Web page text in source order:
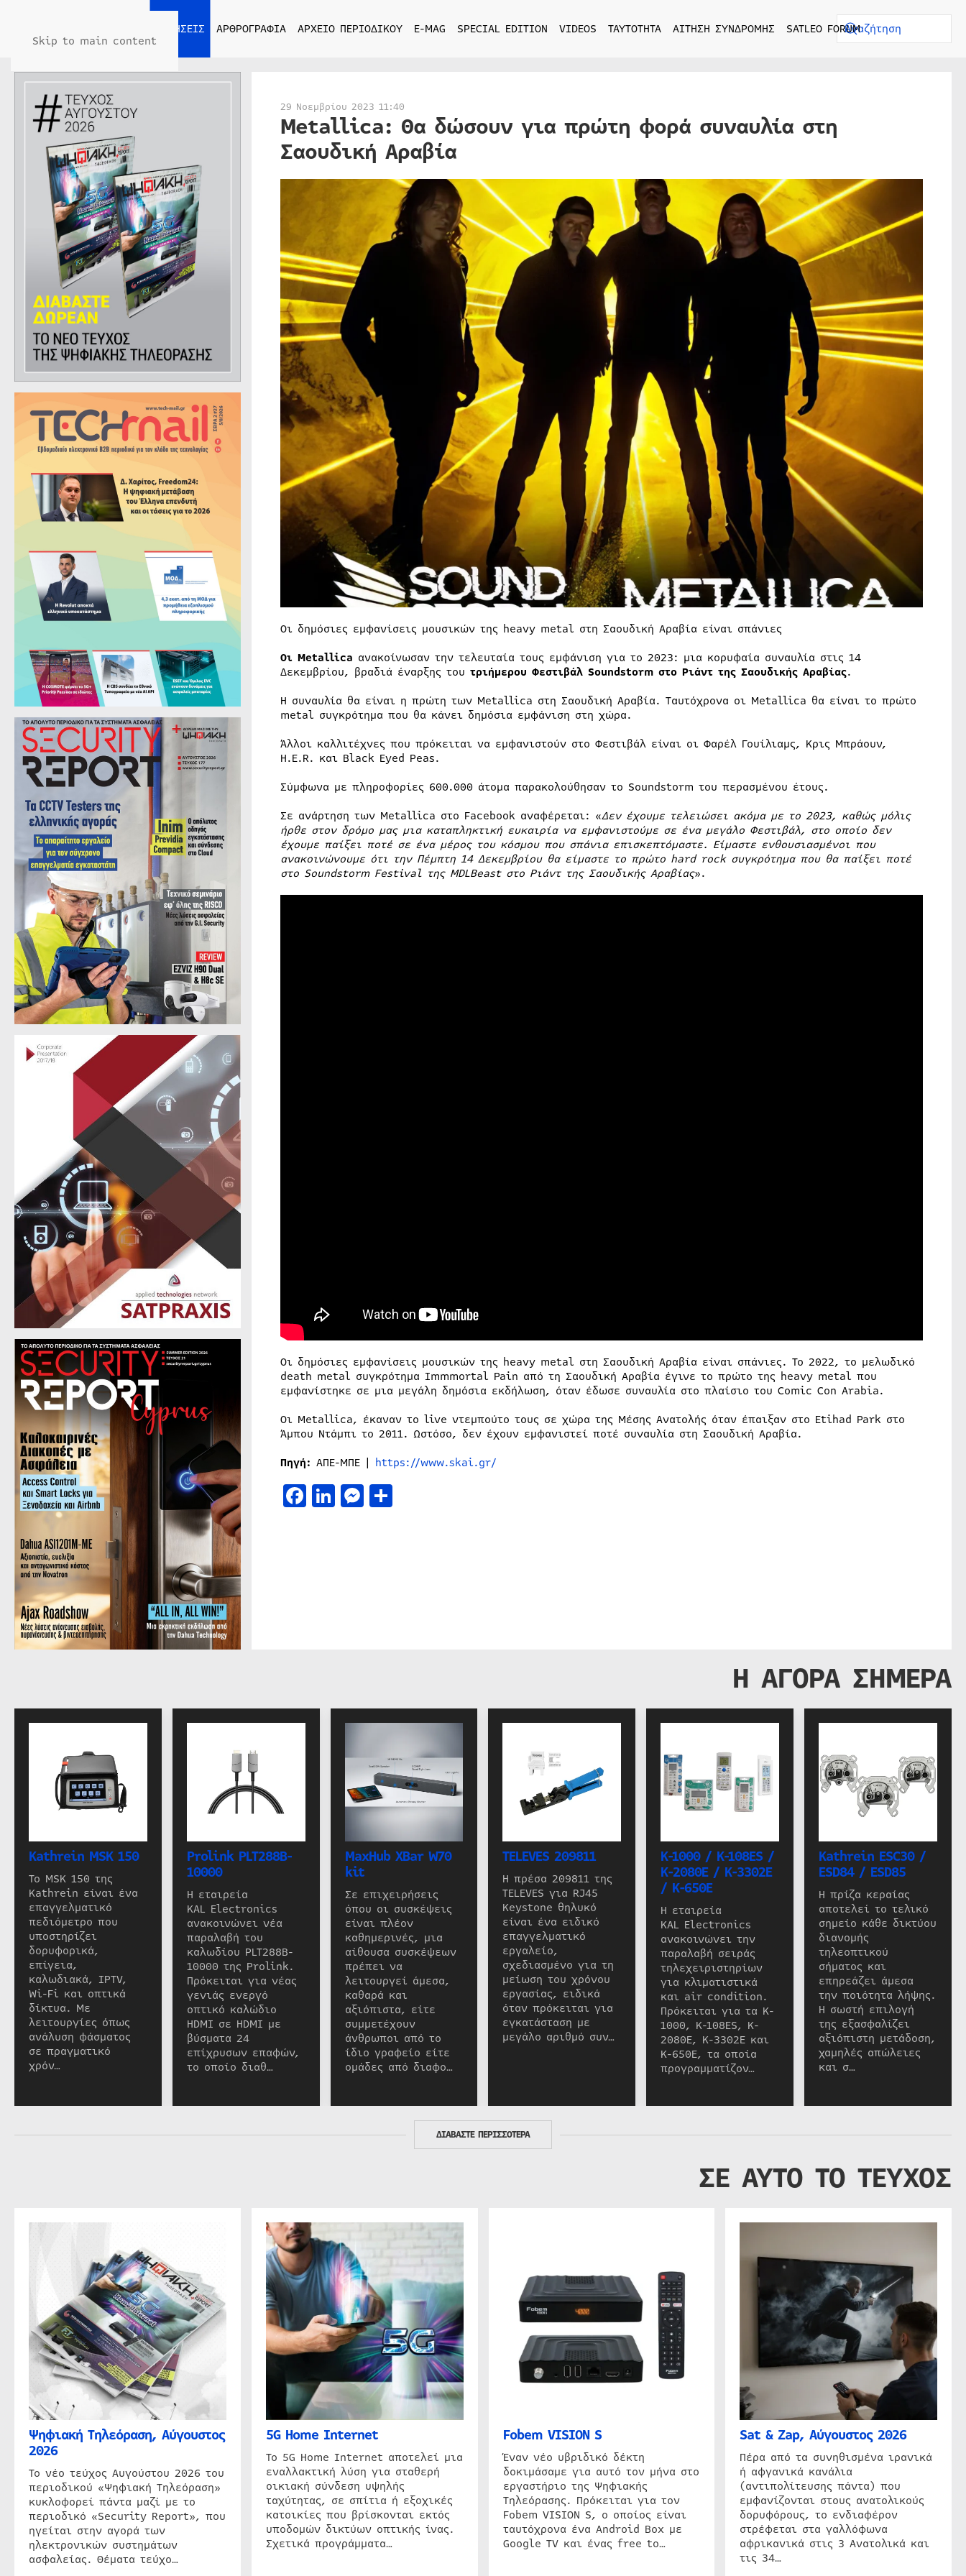
Skip to main content
ΕΙΔΗΣΕΙΣ ΑΡΘΡΟΓΡΑΦΙΑ ΑΡΧΕΙΟ ΠΕΡΙΟΔΙΚΟΥ E-MAG SPECIAL EDITION VIDEOS ΤΑΥΤΟΤΗΤΑ ΑΙΤΗΣΗ ΣΥΝΔΡΟΜΗΣ SATLEO FORUM
29 Νοεμβρίου 2023 11:40
Metallica: Θα δώσουν για πρώτη φορά συναυλία στη
Σαουδική Αραβία
Οι δημόσιες εμφανίσεις μουσικών της heavy metal στη Σαουδική Αραβία είναι σπάνιες
Οι Metallica ανακοίνωσαν την τελευταία τους εμφάνιση για το 2023: μια κορυφαία συναυλία στις 14
Δεκεμβρίου, βραδιά έναρξης του τριήμερου Φεστιβάλ Soundstorm στο Ριάντ της Σαουδικής Αραβίας.
Η συναυλία θα είναι η πρώτη των Metallica στη Σαουδική Αραβία. Ταυτόχρονα οι Metallica θα είναι το πρώτο
metal συγκρότημα που θα κάνει δημόσια εμφάνιση στη χώρα.
Άλλοι καλλιτέχνες που πρόκειται να εμφανιστούν στο Φεστιβάλ είναι οι Φαρέλ Γουίλιαμς, Κρις Μπράουν,
H.E.R. και Black Eyed Peas.
Σύμφωνα με πληροφορίες 600.000 άτομα παρακολούθησαν το Soundstorm του περασμένου έτους.
Σε ανάρτηση των Metallica στο Facebook αναφέρεται: «Δεν έχουμε τελειώσει ακόμα με το 2023, καθώς μόλις
ήρθε στον δρόμο μας μια καταπληκτική ευκαιρία να εμφανιστούμε σε ένα μεγάλο Φεστιβάλ, στο οποίο δεν
έχουμε παίξει ποτέ σε ένα μέρος του κόσμου που σπάνια επισκεπτόμαστε. Είμαστε ενθουσιασμένοι που
ανακοινώνουμε ότι την Πέμπτη 14 Δεκεμβρίου θα είμαστε το πρώτο hard rock συγκρότημα που θα παίξει ποτέ
στο Soundstorm Festival της MDLBeast στο Ριάντ της Σαουδικής Αραβίας».
Οι δημόσιες εμφανίσεις μουσικών της heavy metal στη Σαουδική Αραβία είναι σπάνιες. Το 2022, το μελωδικό
death metal συγκρότημα Immmortal Pain από τη Σαουδική Αραβία έγινε το πρώτο της heavy metal που
εμφανίστηκε σε μια μεγάλη δημόσια εκδήλωση, όταν έδωσε συναυλία στο πλαίσιο του Comic Con Arabia.
Οι Metallica, έκαναν το live ντεμπούτο τους σε χώρα της Μέσης Ανατολής όταν έπαιξαν στο Etihad Park στο
Άμπου Ντάμπι το 2011. Ωστόσο, δεν έχουν εμφανιστεί ποτέ συναυλία στη Σαουδική Αραβία.
Πηγή: ΑΠΕ-ΜΠΕ | https://www.skai.gr/
Facebook
LinkedIn
Messenger
Μοιραστείτε
Η ΑΓΟΡΑ ΣΗΜΕΡΑ
Kathrein MSK 150
Το MSK 150 της
Kathrein είναι ένα
επαγγελματικό
πεδιόμετρο που
υποστηρίζει
δορυφορικά,
επίγεια,
καλωδιακά, IPTV,
Wi-Fi και οπτικά
δίκτυα. Με
λειτουργίες όπως
ανάλυση φάσματος
σε πραγματικό
χρόν…
Prolink PLT288B-
10000
Η εταιρεία
KAL Electronics
ανακοινώνει νέα
παραλαβή του
καλωδίου PLT288B-
10000 της Prolink.
Πρόκειται για νέας
γενιάς ενεργό
οπτικό καλώδιο
HDMI σε HDMI με
βύσματα 24
επίχρυσων επαφών,
το οποίο διαθ…
MaxHub XBar W70
kit
Σε επιχειρήσεις
όπου οι συσκέψεις
είναι πλέον
καθημερινές, μια
αίθουσα συσκέψεων
πρέπει να
λειτουργεί άμεσα,
καθαρά και
αξιόπιστα, είτε
συμμετέχουν
άνθρωποι από το
ίδιο γραφείο είτε
ομάδες από διαφο…
TELEVES 209811
Η πρέσα 209811 της
TELEVES για RJ45
Keystone θηλυκό
είναι ένα ειδικό
επαγγελματικό
εργαλείο,
σχεδιασμένο για τη
μείωση του χρόνου
εργασίας, ειδικά
όταν πρόκειται για
εγκατάσταση με
μεγάλο αριθμό συν…
K-1000 / K-108ES /
K-2080E / K-3302E
/ K-650E
Η εταιρεία
KAL Electronics
ανακοινώνει την
παραλαβή σειράς
τηλεχειριστηρίων
για κλιματιστικά
και air condition.
Πρόκειται για τα K-
1000, K-108ES, K-
2080E, K-3302E και
K-650E, τα οποία
προγραμματίζον…
Kathrein ESC30 /
ESD84 / ESD85
Η πρίζα κεραίας
αποτελεί το τελικό
σημείο κάθε δικτύου
διανομής
τηλεοπτικού
σήματος και
επηρεάζει άμεσα
την ποιότητα λήψης.
Η σωστή επιλογή
της εξασφαλίζει
αξιόπιστη μετάδοση,
χαμηλές απώλειες
και σ…
ΔΙΑΒΑΣΤΕ ΠΕΡΙΣΣΟΤΕΡΑ
ΣΕ ΑΥΤΟ ΤΟ ΤΕΥΧΟΣ
Ψηφιακή Τηλεόραση, Αύγουστος
2026
Το νέο τεύχος Αυγούστου 2026 του
περιοδικού «Ψηφιακή Τηλεόραση»
κυκλοφορεί πάντα μαζί με το
περιοδικό «Security Report», που
ηγείται στην αγορά των
ηλεκτρονικών συστημάτων
ασφαλείας. Θέματα τεύχο…
5G Home Internet
Το 5G Home Internet αποτελεί μια
εναλλακτική λύση για σταθερή
οικιακή σύνδεση υψηλής
ταχύτητας, σε σπίτια ή εξοχικές
κατοικίες που βρίσκονται εκτός
υποδομών δικτύων οπτικής ίνας.
Σχετικά προγράμματα…
Fobem VISION S
Έναν νέο υβριδικό δέκτη
δοκιμάσαμε για αυτό τον μήνα στο
εργαστήριο της Ψηφιακής
Τηλεόρασης. Πρόκειται για τον
Fobem VISION S, ο οποίος είναι
ταυτόχρονα ένα Android Box με
Google TV και ένας free to…
Sat & Zap, Αύγουστος 2026
Πέρα από τα συνηθισμένα ιρανικά
ή αφγανικά κανάλια
(αντιπολίτευσης πάντα) που
εμφανίζονται στους ανατολικούς
δορυφόρους, το ενδιαφέρον
στρέφεται στα γαλλόφωνα
αφρικανικά στις 3 Ανατολικά και
τις 34…